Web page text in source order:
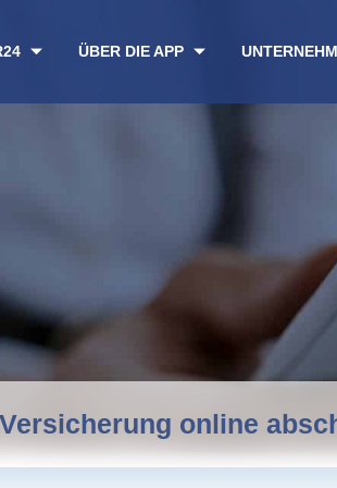
ÜBER DIE APP
online